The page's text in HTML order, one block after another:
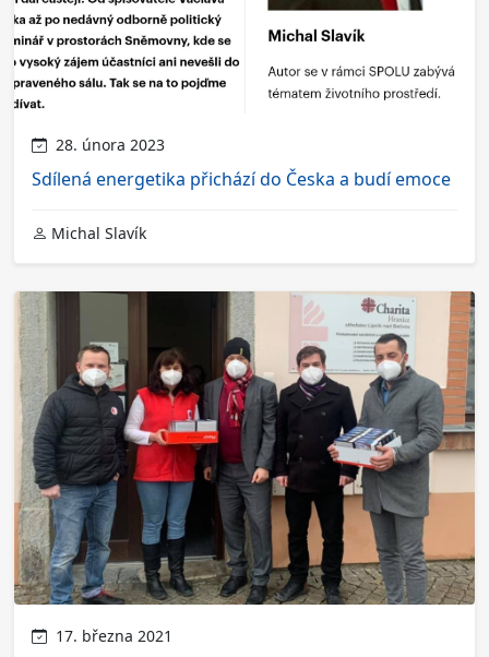
28. února 2023
Sdílená energetika přichází do Česka a budí emoce
Michal Slavík
17. března 2021